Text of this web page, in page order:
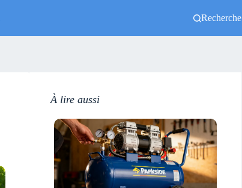
Recherche
À lire aussi